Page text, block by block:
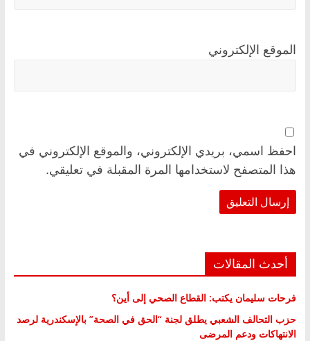
الموقع الإلكتروني
احفظ اسمي، بريدي الإلكتروني، والموقع الإلكتروني في
هذا المتصفح لاستخدامها المرة المقبلة في تعليقي.
أحدث المقالات
فرحات سليمان يكتب: القطاع الصحي إلى أين؟
حزب التحالف الشعبي يطلق لجنة “الحق في الصحة” بالإسكندرية لرصد
الانتهاكات ودعم المرضى